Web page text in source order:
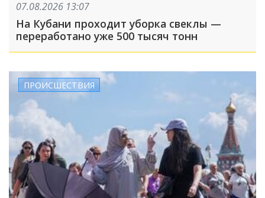
07.08.2026 13:07
На Кубани проходит уборка свеклы —
переработано уже 500 тысяч тонн
ПРОИСШЕСТВИЯ